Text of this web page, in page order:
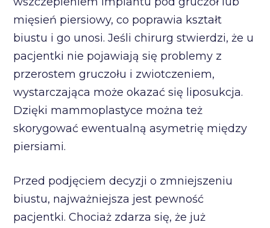
mięsień piersiowy, co poprawia kształt
biustu i go unosi. Jeśli chirurg stwierdzi, że u
pacjentki nie pojawiają się problemy z
przerostem gruczołu i zwiotczeniem,
wystarczająca może okazać się liposukcja.
Dzięki mammoplastyce można też
skorygować ewentualną asymetrię między
piersiami.
Przed podjęciem decyzji o zmniejszeniu
biustu, najważniejsza jest pewność
pacjentki. Chociaż zdarza się, że już